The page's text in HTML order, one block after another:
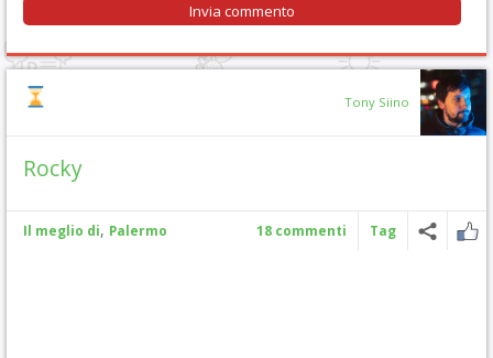
Tony Siino
Rocky
Il meglio di, Palermo 18 commenti Tag